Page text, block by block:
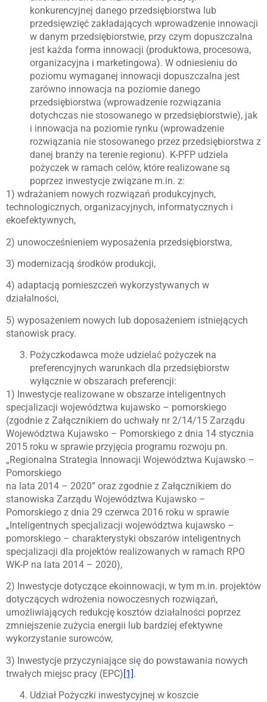
konkurencyjnej danego przedsiębiorstwa lub
przedsięwzięć zakładających wprowadzenie innowacji
w danym przedsiębiorstwie, przy czym dopuszczalna
jest każda forma innowacji (produktowa, procesowa,
organizacyjna i marketingowa). W odniesieniu do
poziomu wymaganej innowacji dopuszczalna jest
zarówno innowacja na poziomie danego
przedsiębiorstwa (wprowadzenie rozwiązania
dotychczas nie stosowanego w przedsiębiorstwie), jak
i innowacja na poziomie rynku (wprowadzenie
rozwiązania nie stosowanego przez przedsiębiorstwa z
danej branży na terenie regionu). K-PFP udziela
pożyczek w ramach celów, które realizowane są
poprzez inwestycje związane m.in. z:
1) wdrażaniem nowych rozwiązań produkcyjnych,
technologicznych, organizacyjnych, informatycznych i
ekoefektywnych,
2) unowocześnieniem wyposażenia przedsiębiorstwa,
3) modernizacją środków produkcji,
4) adaptacją pomieszczeń wykorzystywanych w
działalności,
5) wyposażeniem nowych lub doposażeniem istniejących
stanowisk pracy.
Pożyczkodawca może udzielać pożyczek na
preferencyjnych warunkach dla przedsiębiorstw
wyłącznie w obszarach preferencji:
1) Inwestycje realizowane w obszarze inteligentnych
specjalizacji województwa kujawsko – pomorskiego
(zgodnie z Załącznikiem do uchwały nr 2/14/15 Zarządu
Województwa Kujawsko – Pomorskiego z dnia 14 stycznia
2015 roku w sprawie przyjęcia programu rozwoju pn.
„Regionalna Strategia Innowacji Województwa Kujawsko –
Pomorskiego
na lata 2014 – 2020” oraz zgodnie z Załącznikiem do
stanowiska Zarządu Województwa Kujawsko –
Pomorskiego z dnia 29 czerwca 2016 roku w sprawie
„Inteligentnych specjalizacji województwa kujawsko –
pomorskiego – charakterystyki obszarów inteligentnych
specjalizacji dla projektów realizowanych w ramach RPO
WK-P na lata 2014 – 2020),
2) Inwestycje dotyczące ekoinnowacji, w tym m.in. projektów
dotyczących wdrożenia nowoczesnych rozwiązań,
umożliwiających redukcję kosztów działalności poprzez
zmniejszenie zużycia energii lub bardziej efektywne
wykorzystanie surowców,
3) Inwestycje przyczyniające się do powstawania nowych
trwałych miejsc pracy (EPC)[1].
Udział Pożyczki inwestycyjnej w koszcie